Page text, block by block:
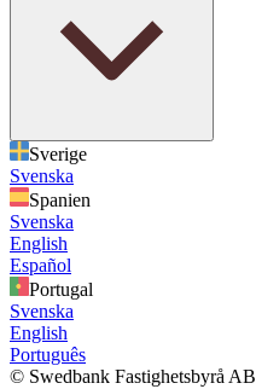
Sverige
Svenska
Spanien
Svenska
English
Español
Portugal
Svenska
English
Português
© Swedbank Fastighetsbyrå AB